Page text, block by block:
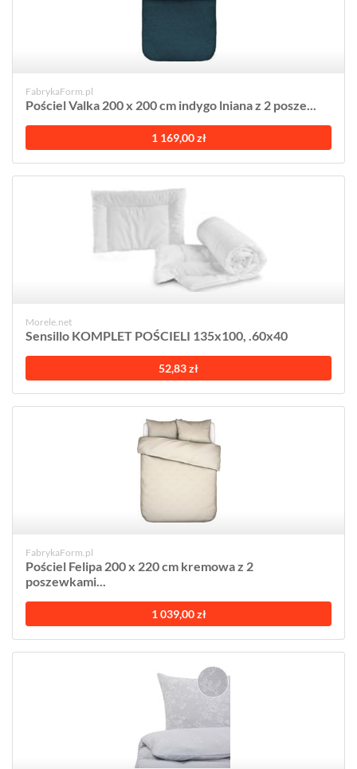
FabrykaForm.pl
Pościel Valka 200 x 200 cm indygo lniana z 2 posze...
1 169,00 zł
Morele.net
Sensillo KOMPLET POŚCIELI 135x100, .60x40
52,83 zł
FabrykaForm.pl
Pościel Felipa 200 x 220 cm kremowa z 2
poszewkami...
1 039,00 zł